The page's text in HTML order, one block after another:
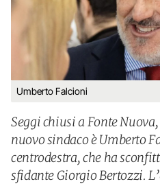
Umberto Falcioni
Seggi chiusi a Fonte
nuovo sindaco è Umberto
centrodestra, che ha
sfidante Giorgio Bertozzi.